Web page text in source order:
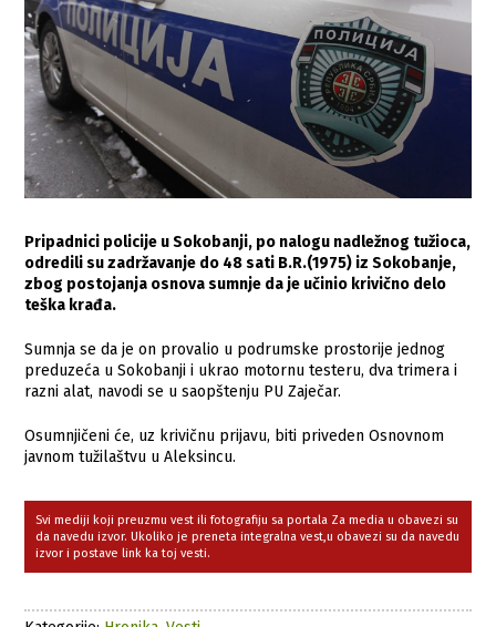
Pripadnici policije u Sokobanji, po nalogu nadležnog tužioca,
odredili su zadržavanje do 48 sati B.R.(1975) iz Sokobanje,
zbog postojanja osnova sumnje da je učinio krivično delo
teška krađa.
Sumnja se da je on provalio u podrumske prostorije jednog
preduzeća u Sokobanji i ukrao motornu testeru, dva trimera i
razni alat, navodi se u saopštenju PU Zaječar.
Osumnjičeni će, uz krivičnu prijavu, biti priveden Osnovnom
javnom tužilaštvu u Aleksincu.
Svi mediji koji preuzmu vest ili fotografiju sa portala Za media u obavezi su
da navedu izvor. Ukoliko je preneta integralna vest,u obavezi su da navedu
izvor i postave link ka toj vesti.